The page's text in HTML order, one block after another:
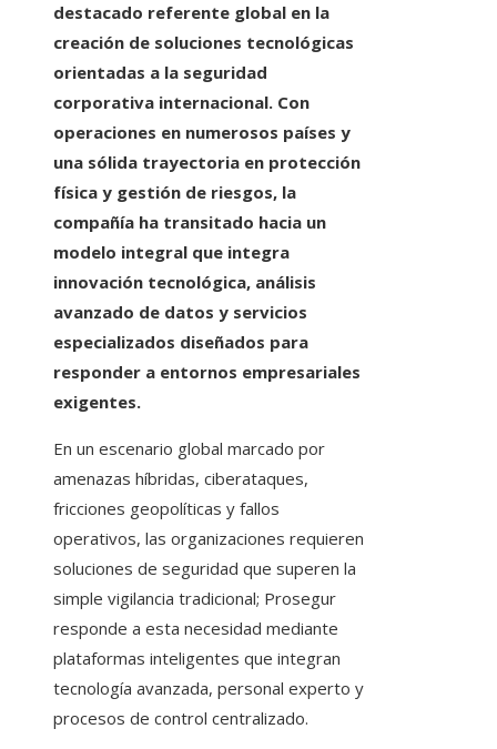
destacado referente global en la
creación de soluciones tecnológicas
orientadas a la seguridad
corporativa internacional. Con
operaciones en numerosos países y
una sólida trayectoria en protección
física y gestión de riesgos, la
compañía ha transitado hacia un
modelo integral que integra
innovación tecnológica, análisis
avanzado de datos y servicios
especializados diseñados para
responder a entornos empresariales
exigentes.
En un escenario global marcado por
amenazas híbridas, ciberataques,
fricciones geopolíticas y fallos
operativos, las organizaciones requieren
soluciones de seguridad que superen la
simple vigilancia tradicional; Prosegur
responde a esta necesidad mediante
plataformas inteligentes que integran
tecnología avanzada, personal experto y
procesos de control centralizado.